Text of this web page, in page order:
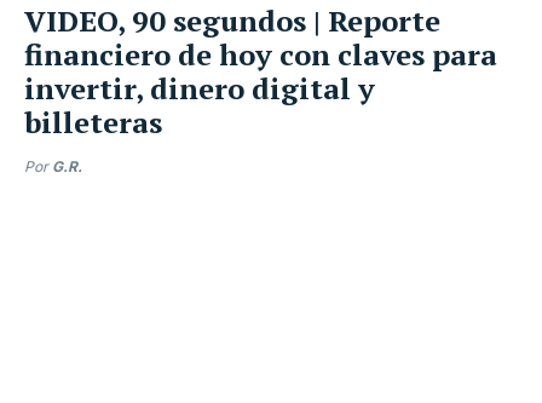
VIDEO, 90 segundos | Reporte
financiero de hoy con claves para
invertir, dinero digital y
billeteras
Por G.R.